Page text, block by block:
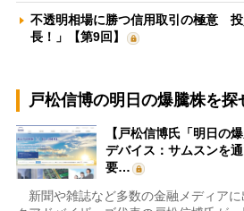
不透明相場に勝つ信用取引の極意
長！」【第9回】
戸松信博の明日の爆騰株を探
【戸松信博氏「明日の
デバイス：サムスンを
要…
新聞や雑誌など多数の金融メディア